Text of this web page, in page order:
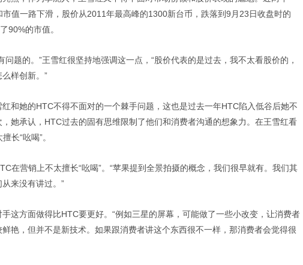
值一路下滑，股价从2011年最高峰的1300新台币，跌落到9月23日收盘时的
90%的市值。
问题的。”王雪红很坚持地强调这一点，“股价代表的是过去，我不太看股价的，
样创新。”
和她的HTC不得不面对的一个棘手问题，这也是过去一年HTC陷入低谷后她不
她承认，HTC过去的固有思维限制了他们和消费者沟通的想象力。在王雪红看
长“吆喝”。
在营销上不太擅长“吆喝”。“苹果提到全景拍摄的概念，我们很早就有。我们其
来没有讲过。”
这方面做得比HTC要更好。“例如三星的屏幕，可能做了一些小改变，让消费者
艳，但并不是新技术。如果跟消费者讲这个东西很不一样，那消费者会觉得很